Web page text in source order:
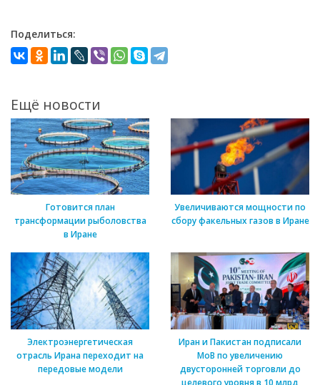
Поделиться:
Ещё новости
Готовится план
трансформации рыболовства
в Иране
Увеличиваются мощности по
сбору факельных газов в Иране
Электроэнергетическая
отрасль Ирана переходит на
передовые модели
Иран и Пакистан подписали
МоВ по увеличению
двусторонней торговли до
целевого уровня в 10 млрд